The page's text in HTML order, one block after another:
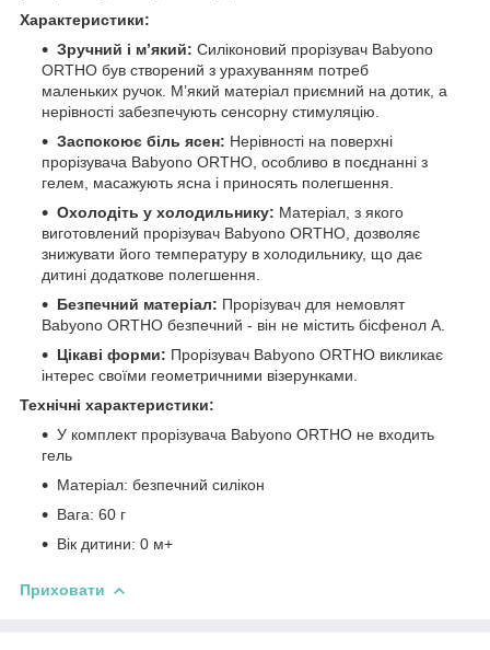
Характеристики:
Зручний і м’який: Силіконовий прорізувач Babyono
ORTHO був створений з урахуванням потреб
маленьких ручок. М’який матеріал приємний на дотик, а
нерівності забезпечують сенсорну стимуляцію.
Заспокоює біль ясен: Нерівності на поверхні
прорізувача Babyono ORTHO, особливо в поєднанні з
гелем, масажують ясна і приносять полегшення.
Охолодіть у холодильнику: Матеріал, з якого
виготовлений прорізувач Babyono ORTHO, дозволяє
знижувати його температуру в холодильнику, що дає
дитині додаткове полегшення.
Безпечний матеріал: Прорізувач для немовлят
Babyono ORTHO безпечний - він не містить бісфенол А.
Цікаві форми: Прорізувач Babyono ORTHO викликає
інтерес своїми геометричними візерунками.
Технічні характеристики:
У комплект прорізувача Babyono ORTHO не входить
гель
Матеріал: безпечний силікон
Вага: 60 г
Вік дитини: 0 м+
Приховати